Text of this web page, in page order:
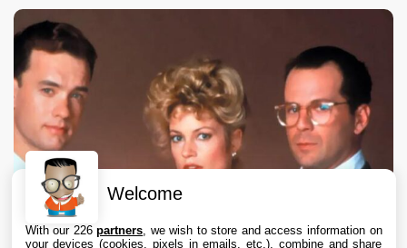
Welcome
With our 226partners , we wish to store and access information on
your devices (cookies, pixels in emails, etc.), combine and share